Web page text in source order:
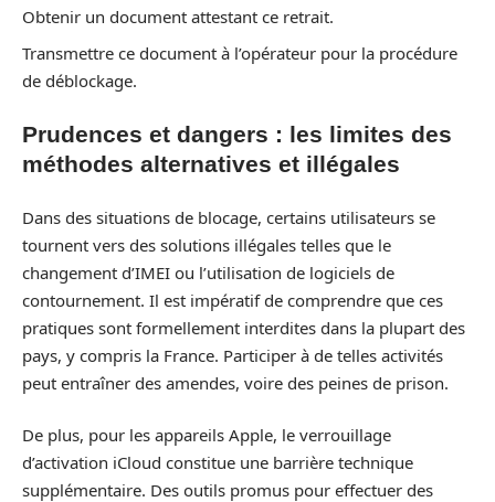
Obtenir un document attestant ce retrait.
Transmettre ce document à l’opérateur pour la procédure
de déblockage.
Prudences et dangers : les limites des
méthodes alternatives et illégales
Dans des situations de blocage, certains utilisateurs se
tournent vers des solutions illégales telles que le
changement d’IMEI ou l’utilisation de logiciels de
contournement. Il est impératif de comprendre que ces
pratiques sont formellement interdites dans la plupart des
pays, y compris la France. Participer à de telles activités
peut entraîner des amendes, voire des peines de prison.
De plus, pour les appareils Apple, le verrouillage
d’activation iCloud constitue une barrière technique
supplémentaire. Des outils promus pour effectuer des